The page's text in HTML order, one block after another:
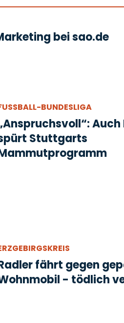
bei sao.de
BUNDESLIGA
Auch
Stuttgarts
fährt gegen
- tödlich